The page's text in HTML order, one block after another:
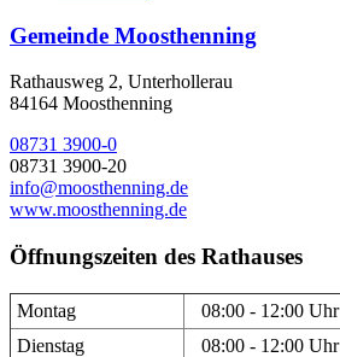
Gemeinde Moosthenning
Rathausweg 2, Unterhollerau
84164 Moosthenning
08731 3900-0
08731 3900-20
info@moosthenning.de
www.moosthenning.de
Öffnungszeiten des Rathauses
Montag 08:00 - 12:00 Uhr
Dienstag
08:00 - 12:00 Uhr